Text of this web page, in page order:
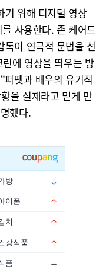
기 위해 디지털 영상
사용한다. 존 케어드
독이 연극적 문법을 선
에 영상을 띄우는 방
퍼펫과 배우의 유기적
을 실제라고 믿게 만
했다.